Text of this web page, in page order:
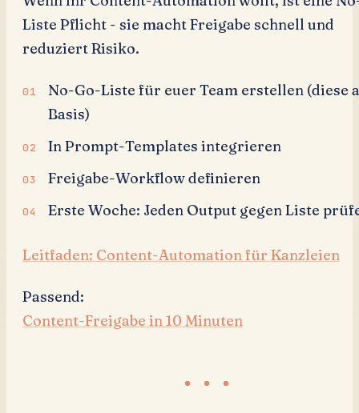
Liste Pflicht - sie macht Freigabe schnell und
reduziert Risiko.
No-Go-Liste für euer Team erstellen (diese
Basis)
In Prompt-Templates integrieren
Freigabe-Workflow definieren
Erste Woche: Jeden Output gegen Liste
Leitfaden: Content-Automation für Kanzleien
Passend:
Content-Freigabe in 10 Minuten